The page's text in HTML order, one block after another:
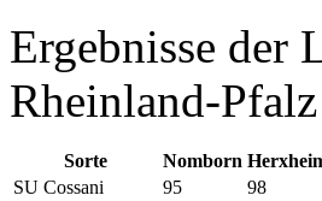
Ergebnisse der
Rheinland-
Sorte Nomborn
SU Cossani
95 98